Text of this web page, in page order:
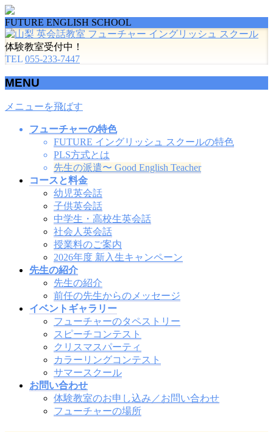
FUTURE ENGLISH SCHOOL
体験教室受付中！
TEL 055-233-7447
MENU
メニューを飛ばす
フューチャーの特色
FUTURE イングリッシュ スクールの特色
PLS方式とは
先生の派遣〜 Good English Teacher
コースと料金
幼児英会話
子供英会話
中学生・高校生英会話
社会人英会話
授業料のご案内
2026年度 新入生キャンペーン
先生の紹介
先生の紹介
前任の先生からのメッセージ
イベントギャラリー
フューチャーのタペストリー
スピーチコンテスト
クリスマスパーティ
カラーリングコンテスト
サマースクール
お問い合わせ
体験教室のお申し込み／お問い合わせ
フューチャーの場所